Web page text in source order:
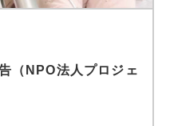
（NPO法人プロジェ